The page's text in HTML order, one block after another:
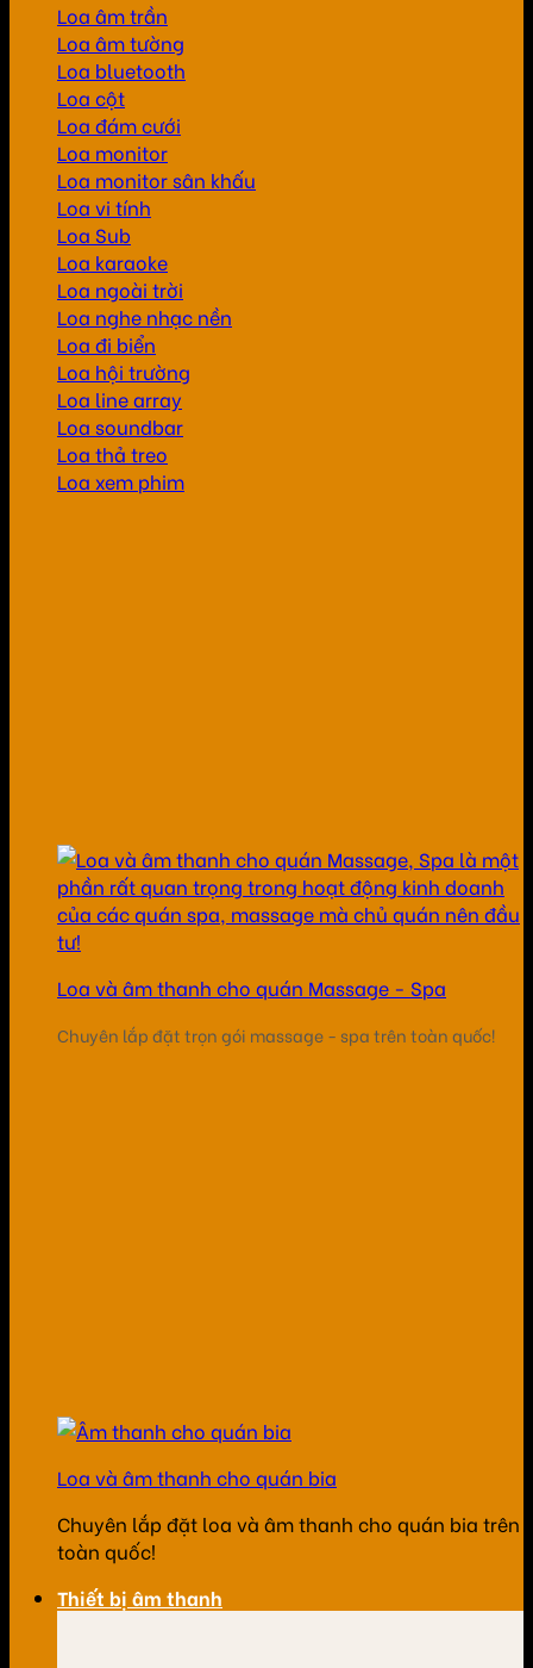
Loa âm trần
Loa âm tường
Loa bluetooth
Loa cột
Loa đám cưới
Loa monitor
Loa monitor sân khấu
Loa vi tính
Loa Sub
Loa karaoke
Loa ngoài trời
Loa nghe nhạc nền
Loa đi biển
Loa hội trường
Loa line array
Loa soundbar
Loa thả treo
Loa xem phim
Loa và âm thanh cho quán Massage - Spa
Chuyên lắp đặt trọn gói massage - spa trên toàn quốc!
Loa và âm thanh cho quán bia
Chuyên lắp đặt loa và âm thanh cho quán bia trên
toàn quốc!
Thiết bị âm thanh